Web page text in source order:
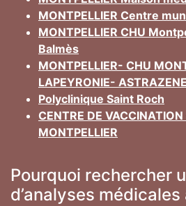
MONTPELLIER Centre
MONTPELLIER CHU
Balmès
MONTPELLIER- CHU
LAPEYRONIE-
Polyclinique Saint Roch
CENTRE DE
MONTPELLIER
Pourquoi rechercher
d’analyses